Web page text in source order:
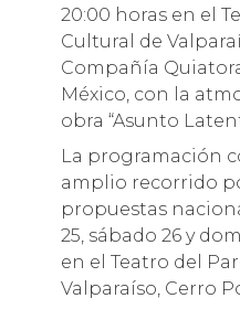
20:00 horas en el
Cultural de
Compañía
México, con la
obra “Asunto
La programación
amplio recorrido
propuestas
25, sábado 26 y
en el Teatro del
Valparaíso, Cerro